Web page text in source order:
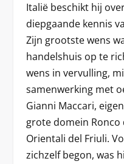
Italië beschikt hij
diepgaande kennis
Zijn grootste wens
handelshuis op te
wens in vervulling,
samenwerking met
Gianni Maccari,
grote domein Ronco
Orientali del Friuli.
zichzelf begon, was